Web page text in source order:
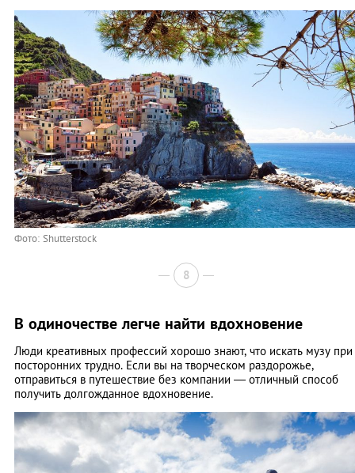
Фото: Shutterstock
8
В одиночестве легче найти вдохновение
Люди креативных профессий хорошо знают, что искать музу при
посторонних трудно. Если вы на творческом раздорожье,
отправиться в путешествие без компании — отличный способ
получить долгожданное вдохновение.